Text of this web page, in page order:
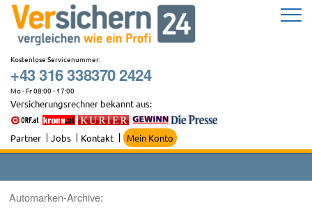
Zum
Inhalt
springen
Kostenlose Servicenummer:
+43 316 338370 2424
Mo - Fr 08:00 - 17:00
Versicherungsrechner bekannt aus:
Partner Jobs Kontakt Mein Konto
Automarken-Archive: